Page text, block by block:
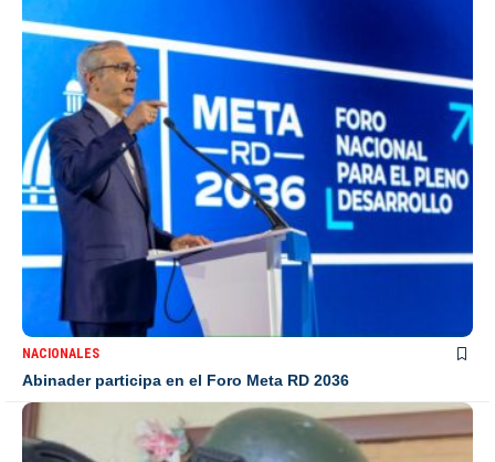
NACIONALES
Abinader participa en el Foro Meta RD 2036